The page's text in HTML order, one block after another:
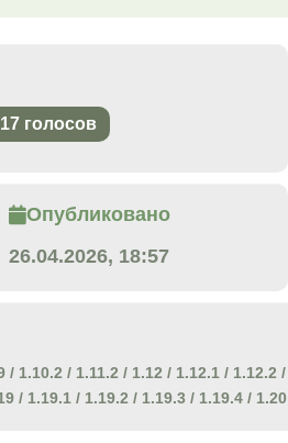
17 голосов
Опубликовано
26.04.2026, 18:57
/ 1.10.2 / 1.11.2 / 1.12 / 1.12.1 / 1.12.2 /
/ 1.19.1 / 1.19.2 / 1.19.3 / 1.19.4 / 1.20